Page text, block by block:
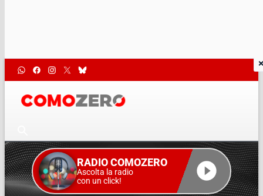
RADIO COMOZERO
Ascolta la radio
con un click!